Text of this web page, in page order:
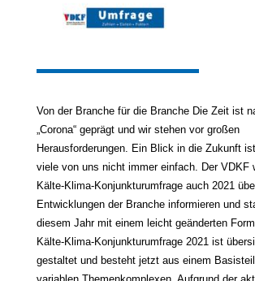
Von der Branche für die Branche Die Zeit ist
„Corona“ geprägt und wir stehen vor großen
Herausforderungen. Ein Blick in die Zukunft
viele von uns nicht immer einfach. Der VDKF
Kälte-Klima-Konjunkturumfrage auch 2021
Entwicklungen der Branche informieren und
diesem Jahr mit einem leicht geänderten
Kälte-Klima-Konjunkturumfrage 2021 ist
gestaltet und besteht jetzt aus einem